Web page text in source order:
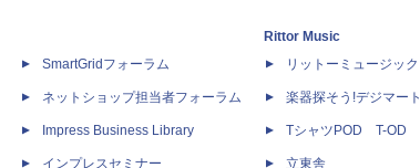
SmartGridフォーラム
ネットショップ担当者フォーラム
Impress Business Library
インプレスセミナー
Rittor Music
リットーミュージック
楽器探そう!デジマート
TシャツPOD T-OD
立東舎